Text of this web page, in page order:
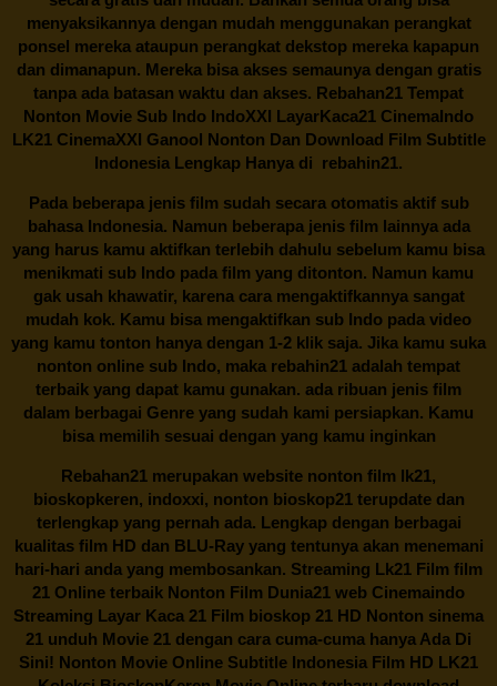
menyaksikannya dengan mudah menggunakan perangkat
ponsel mereka ataupun perangkat dekstop mereka kapapun
dan dimanapun. Mereka bisa akses semaunya dengan gratis
tanpa ada batasan waktu dan akses. Rebahan21 Tempat
Nonton Movie Sub Indo IndoXXI LayarKaca21 CinemaIndo
LK21 CinemaXXI Ganool Nonton Dan Download Film Subtitle
Indonesia Lengkap Hanya di rebahin21.
Pada beberapa jenis film sudah secara otomatis aktif sub
bahasa Indonesia. Namun beberapa jenis film lainnya ada
yang harus kamu aktifkan terlebih dahulu sebelum kamu bisa
menikmati sub Indo pada film yang ditonton. Namun kamu
gak usah khawatir, karena cara mengaktifkannya sangat
mudah kok. Kamu bisa mengaktifkan sub Indo pada video
yang kamu tonton hanya dengan 1-2 klik saja. Jika kamu suka
nonton online sub Indo, maka rebahin21 adalah tempat
terbaik yang dapat kamu gunakan. ada ribuan jenis film
dalam berbagai Genre yang sudah kami persiapkan. Kamu
bisa memilih sesuai dengan yang kamu inginkan
Rebahan21 merupakan website nonton film lk21,
bioskopkeren, indoxxi, nonton bioskop21 terupdate dan
terlengkap yang pernah ada. Lengkap dengan berbagai
kualitas film HD dan BLU-Ray yang tentunya akan menemani
hari-hari anda yang membosankan. Streaming Lk21 Film film
21 Online terbaik Nonton Film Dunia21 web Cinemaindo
Streaming Layar Kaca 21 Film bioskop 21 HD Nonton sinema
21 unduh Movie 21 dengan cara cuma-cuma hanya Ada Di
Sini! Nonton Movie Online Subtitle Indonesia Film HD LK21